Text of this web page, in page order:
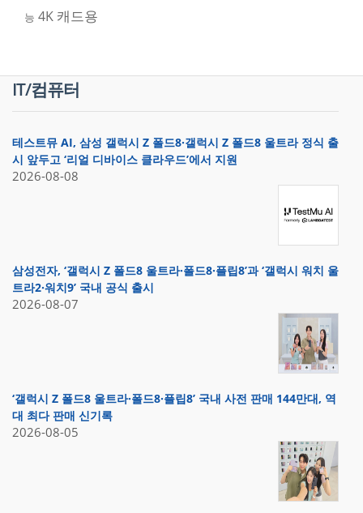
능 4K 캐드용
IT/컴퓨터
테스트뮤 AI, 삼성 갤럭시 Z 폴드8·갤럭시 Z 폴드8 울트라 정식 출
시 앞두고 ‘리얼 디바이스 클라우드’에서 지원
2026-08-08
삼성전자, ‘갤럭시 Z 폴드8 울트라·폴드8·플립8’과 ‘갤럭시 워치 울
트라2·워치9’ 국내 공식 출시
2026-08-07
‘갤럭시 Z 폴드8 울트라·폴드8·플립8’ 국내 사전 판매 144만대, 역
대 최다 판매 신기록
2026-08-05